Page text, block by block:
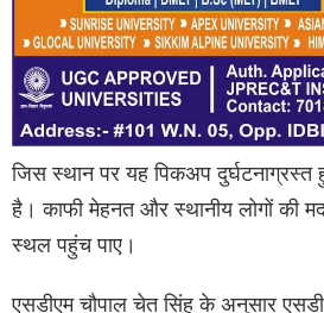
जिस स्थान पर यह पिकअप दुर्घटनाग्रस्त
है। काफी मेहनत और स्थानीय लोगों की
स्थल पहुंच पाए।
एसडीएम चौपाल चेत सिंह के अनुसार